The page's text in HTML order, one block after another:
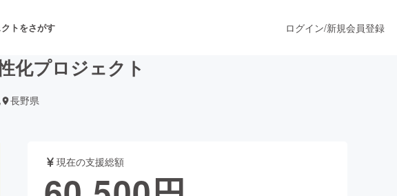
トをさがす
・パフォーマンス
ログイン/新規会員登録
化プロジェクト
長野県
現在の支援総額